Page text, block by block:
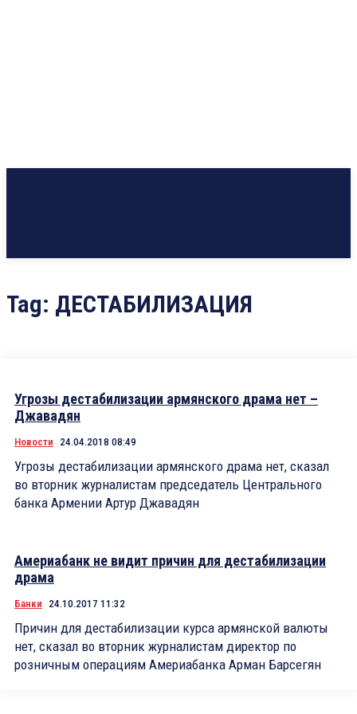
Tag: ДЕСТАБИЛИЗАЦИЯ
Угрозы дестабилизации армянского драма нет –
Джавадян
Новости 24.04.2018 08:49
Угрозы дестабилизации армянского драма нет, сказал
во вторник журналистам председатель Центрального
банка Армении Артур Джавадян
Америабанк не видит причин для дестабилизации
драма
Банки 24.10.2017 11:32
Причин для дестабилизации курса армянской валюты
нет, сказал во вторник журналистам директор по
розничным операциям Америабанка Арман Барсегян